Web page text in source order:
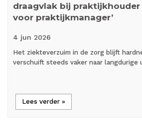
draagvlak bij
voor praktijkmanager’
4 jun 2026
Het ziekteverzuim in de zorg blijft
verschuift steeds vaker naar langdurige
Lees verder »